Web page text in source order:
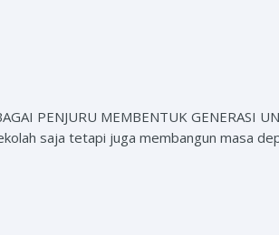
PENJURU MEMBENTUK
saja tetapi juga membangun masa